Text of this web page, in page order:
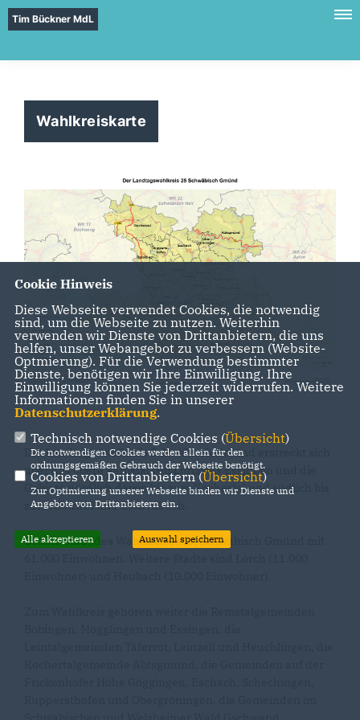
Tim Bückner MdL
Wahlkreiskarte
Der Landtagswahlkreis Schwäbisch Gmünd erstreckt sich
über das obere Remstal von Lorch bis Essingen und die
Gebiete nördlich davon bis zum Kochertal und südlich bis
zum Albtrauf und dem Albuch.
Größte Stadt des Wahlkreises ist Schwäbisch Gmünd mit
Cookie Hinweis
Diese Webseite verwendet Cookies, die notwendig
sind, um die Webseite zu nutzen. Weiterhin
verwenden wir Dienste von Drittanbietern, die uns
helfen, unser Webangebot zu verbessern (Website-
Optmierung). Für die Verwendung bestimmter
Dienste, benötigen wir Ihre Einwilligung. Ihre
Einwilligung können Sie jederzeit widerrufen. Weitere
Informationen finden Sie in unserer
Datenschutzerklärung.
Technisch notwendige Cookies (Übersicht)
Die notwendigen Cookies werden allein für den
ordnungsgemäßen Gebrauch der Webseite benötigt.
Cookies von Drittanbietern (Übersicht)
Zur Optimierung unserer Webseite binden wir Dienste und
Angebote von Drittanbietern ein.
Alle akzeptieren Auswahl speichern